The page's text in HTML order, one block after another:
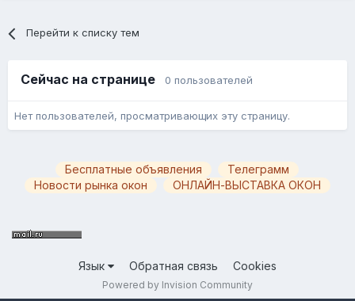
Перейти к списку тем
Сейчас на странице 0 пользователей
Нет пользователей, просматривающих эту страницу.
Бесплатные объявления
Телеграмм
Новости рынка окон
ОНЛАЙН-ВЫСТАВКА ОКОН
Язык Обратная связь Cookies
Powered by Invision Community